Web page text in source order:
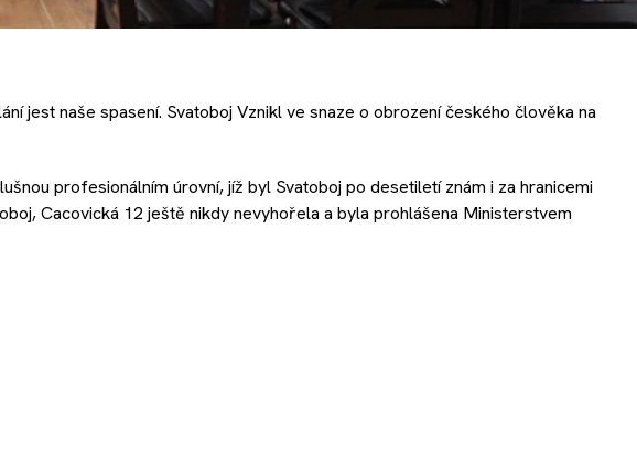
jest naše spasení. Svatoboj Vznikl ve snaze o obrození českého člověka na
profesionálním úrovní, jíž byl Svatoboj po desetiletí znám i za hranicemi
Cacovická 12 ještě nikdy nevyhořela a byla prohlášena Ministerstvem